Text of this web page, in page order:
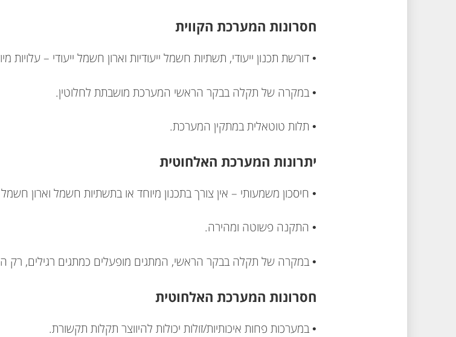
חסרונות המערכת הקווית
• דורשת תכנון ייעודי, תשתיות חשמל ייעודיות וארון חשמל ייעודי – עלויות
• במקרה של תקלה בבקר הראשי המערכת מושבתת לחלוטין.
• תלות טוטאלית במתקין המערכת.
יתרונות המערכת האלחוטית
• חיסכון משמעותי – אין צורך בתכנון מיוחד או בתשתיות חשמל וארון חשמל
• התקנה פשוטה ומהירה.
• במקרה של תקלה בבקר הראשי, המתגים מופעלים כמתגים רגילים, רק
חסרונות המערכת האלחוטית
• במערכות פחות איכותיות/זולות יכולות להיווצר תקלות תקשורת.